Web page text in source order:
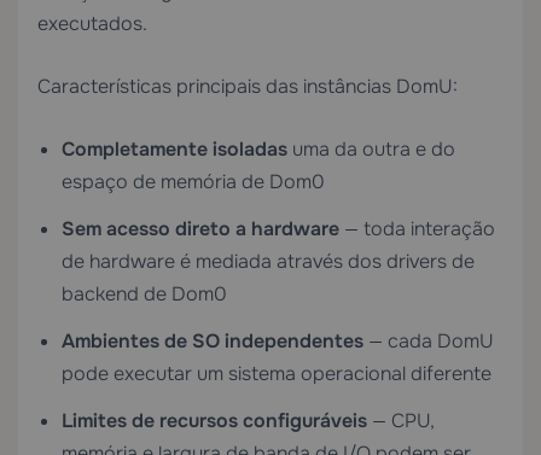
executados.
Características principais das instâncias DomU:
Completamente isoladas uma da outra e do
espaço de memória de Dom0
Sem acesso direto a hardware — toda interação
de hardware é mediada através dos drivers de
backend de Dom0
Ambientes de SO independentes — cada DomU
pode executar um sistema operacional diferente
Limites de recursos configuráveis — CPU,